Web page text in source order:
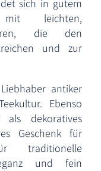
sich in gutem
mit leichten,
die den
und zur
antiker
Ebenso
dekoratives
Geschenk für
traditionelle
und fein